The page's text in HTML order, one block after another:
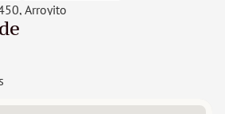
, Arroyito